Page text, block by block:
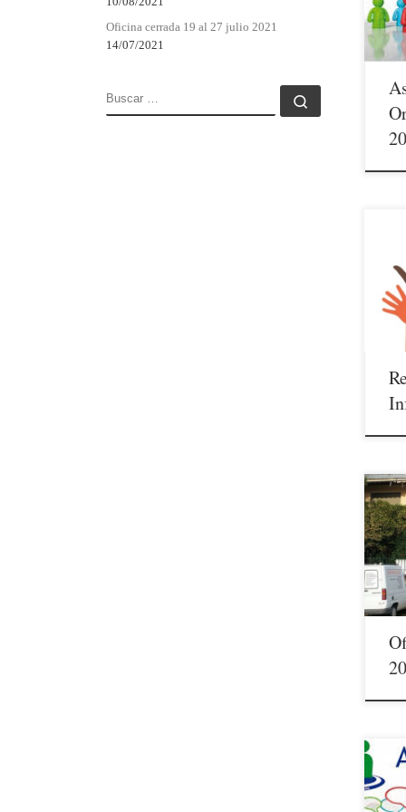
de
03/
05/
21/
20/
Oficina cerrada 19 al 27 julio 2021
14/07/2021
BUSCAR